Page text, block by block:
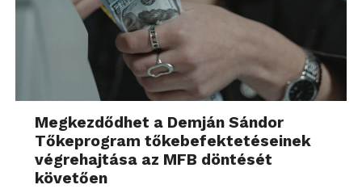
Megkezdődhet a Demján Sándor
Tőkeprogram tőkebefektetéseinek
végrehajtása az MFB döntését
követően